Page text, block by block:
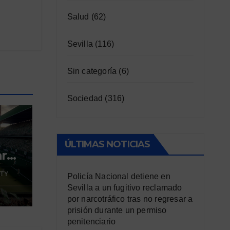
Salud (62)
Sevilla (116)
Sin categoría (6)
Sociedad (316)
ÚLTIMAS NOTICIAS
Policía Nacional detiene en
Sevilla a un fugitivo reclamado
por narcotráfico tras no regresar a
prisión durante un permiso
penitenciario